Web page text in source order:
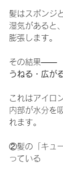
髪はスポンジ
湿気があると
膨張します。
その結果——
うねる・広が
これはアイロ
内部が水分を
れます。
②髪の「キュ
っている